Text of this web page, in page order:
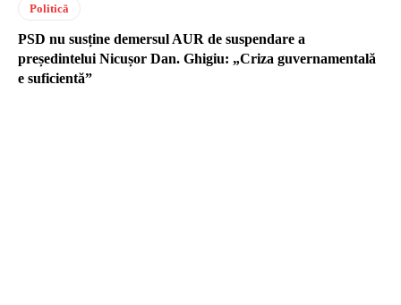
Politică
PSD nu susține demersul AUR de suspendare a
președintelui Nicușor Dan. Ghigiu: „Criza guvernamentală
e suficientă”